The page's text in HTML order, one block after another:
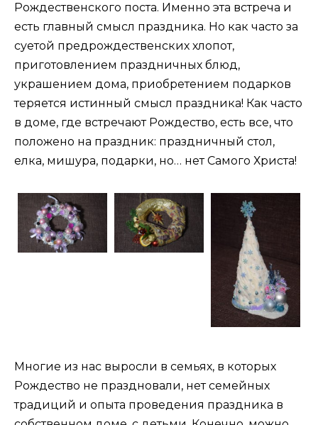
Рождественского поста. Именно эта встреча и
есть главный смысл праздника. Но как часто за
суетой предрождественских хлопот,
приготовлением праздничных блюд,
украшением дома, приобретением подарков
теряется истинный смысл праздника! Как часто
в доме, где встречают Рождество, есть все, что
положено на праздник: праздничный стол,
елка, мишура, подарки, но… нет Самого Христа!
Многие из нас выросли в семьях, в которых
Рождество не праздновали, нет семейных
традиций и опыта проведения праздника в